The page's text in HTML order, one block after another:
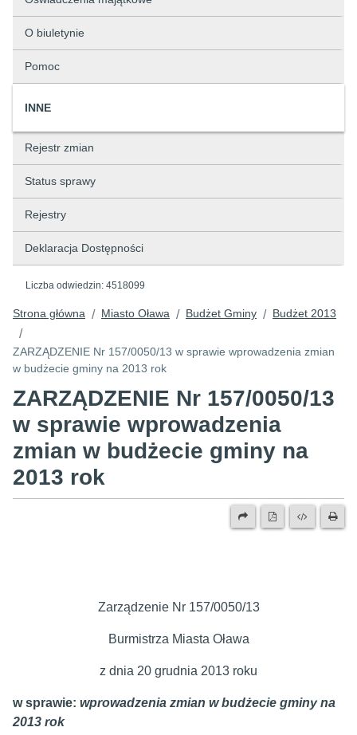
O biuletynie
Pomoc
INNE
Rejestr zmian
Status sprawy
Rejestry
Deklaracja Dostępności
Liczba odwiedzin: 4518099
Strona główna / Miasto Oława / Budżet Gminy / Budżet 2013
/
ZARZĄDZENIE Nr 157/0050/13 w sprawie wprowadzenia zmian
w budżecie gminy na 2013 rok
ZARZĄDZENIE Nr 157/0050/13
w sprawie wprowadzenia
zmian w budżecie gminy na
2013 rok
Zarządzenie Nr 157/0050/13
Burmistrza Miasta Oława
z dnia 20 grudnia 2013 roku
w sprawie: wprowadzenia zmian w budżecie gminy na
2013 rok